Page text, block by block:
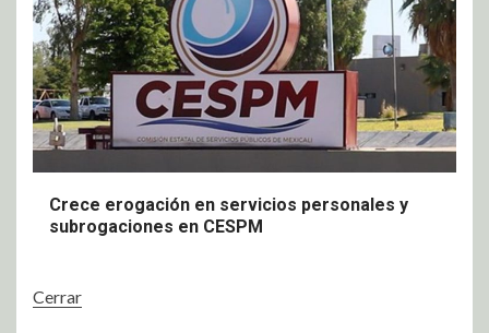
Crece erogación en servicios personales y
subrogaciones en CESPM
Cerrar